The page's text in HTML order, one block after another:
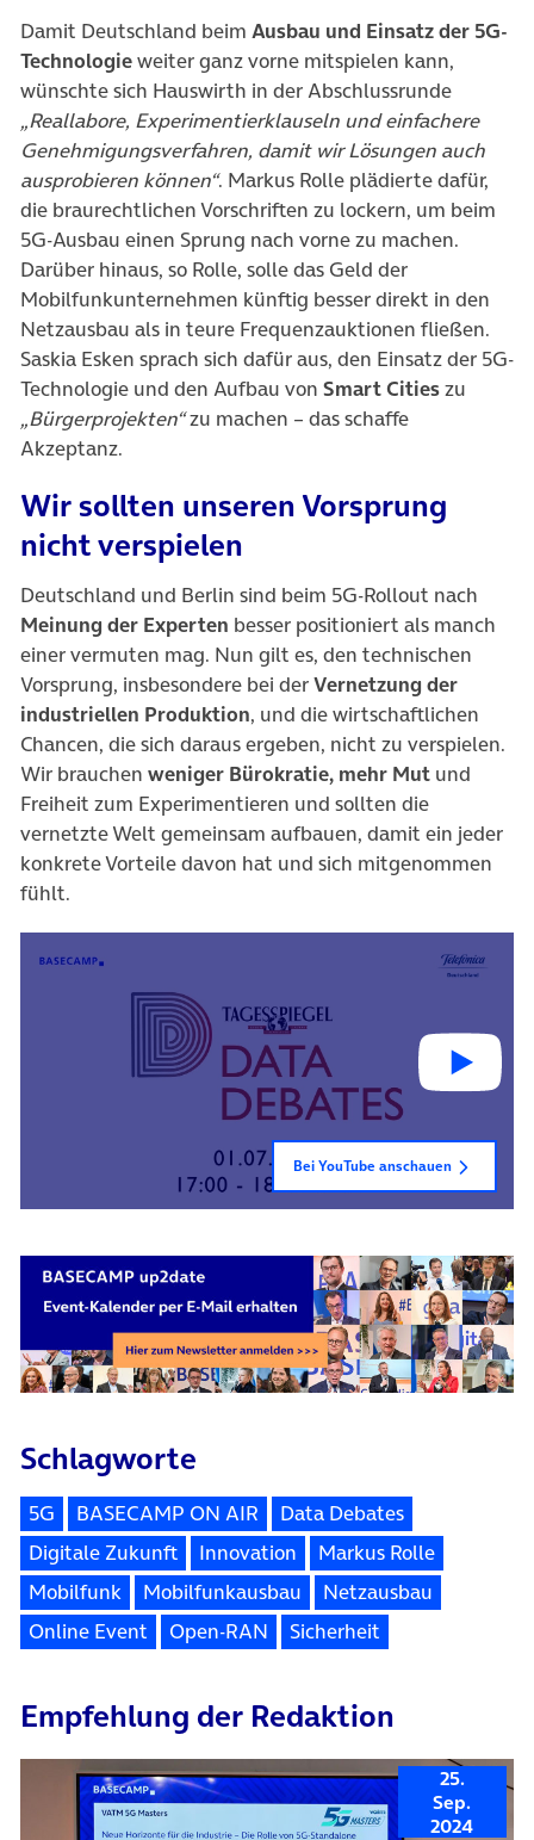
Damit Deutschland beim Ausbau und Einsatz der 5G-
Technologieweiter ganz vorne mitspielen kann,
wünschte sich Hauswirth in der Abschlussrunde
„Reallabore, Experimentierklauseln und einfachere
Genehmigungsverfahren, damit wir Lösungen auch
ausprobieren können“. Markus Rolle plädierte dafür,
die braurechtlichen Vorschriften zu lockern, um beim
5G-Ausbau einen Sprung nach vorne zu machen.
Darüber hinaus, so Rolle, solle das Geld der
Mobilfunkunternehmen künftig besser direkt in den
Netzausbau als in teure Frequenzauktionen fließen.
Saskia Esken sprach sich dafür aus, den Einsatz der 5G-
Technologie und den Aufbau von Smart Citieszu
„Bürgerprojekten“zu machen – das schaffe
Akzeptanz.
Wir sollten unseren Vorsprung
nicht verspielen
Deutschland und Berlin sind beim 5G-Rollout nach
Meinung der Experten besser positioniert als manch
einer vermuten mag. Nun gilt es, den technischen
Vorsprung, insbesondere bei derVernetzung der
industriellen Produktion, und die wirtschaftlichen
Chancen, die sich daraus ergeben, nicht zu verspielen.
Wir brauchen weniger Bürokratie, mehr Mut und
Freiheit zum Experimentieren und sollten die
vernetzte Welt gemeinsam aufbauen, damit ein jeder
konkrete Vorteile davon hat und sich mitgenommen
fühlt.
Bei YouTube anschauen
Schlagworte
5G BASECAMP ON AIR
Data Debates
Digitale Zukunft
Innovation
Markus Rolle
Mobilfunk
Mobilfunkausbau
Netzausbau
Online Event
Open-RAN Sicherheit
Empfehlung der Redaktion
25.
Sep.
2024